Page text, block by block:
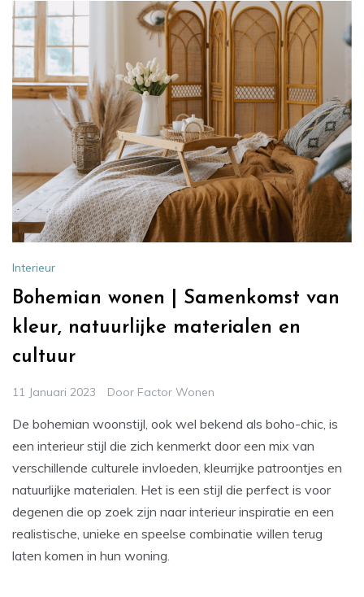
Interieur
Bohemian wonen | Samenkomst van
kleur, natuurlijke materialen en
cultuur
11 Januari 2023 Door Factor Wonen
De bohemian woonstijl, ook wel bekend als boho-chic, is
een interieur stijl die zich kenmerkt door een mix van
verschillende culturele invloeden, kleurrijke patroontjes en
natuurlijke materialen. Het is een stijl die perfect is voor
degenen die op zoek zijn naar interieur inspiratie en een
realistische, unieke en speelse combinatie willen terug
laten komen in hun woning.